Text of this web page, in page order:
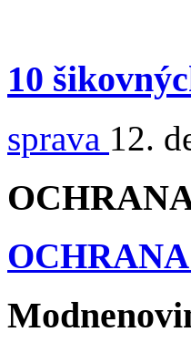
10
sprava 12.